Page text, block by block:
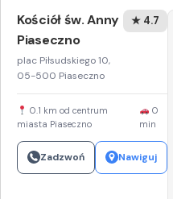
Kościół św. Anny
Piaseczno
plac Piłsudskiego 10,
05-500 Piaseczno
★ 4.7
0.1 km od centrum
miasta Piaseczno
0
min
Zadzwoń Nawiguj